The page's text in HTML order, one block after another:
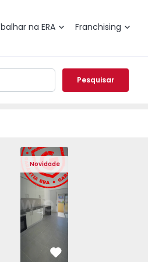
na ERA Franchising
Pesquisar
da Calheta - 1575310 - 40
São Mateus da Calheta -
do Heroísmo, São Mateus da
T3 Angra do Heroísmo, São
Geminada T3 Angra do
Moradia Geminada T3
Moradia
Novidade
T2 Seixal, Amora - 1575805
Apartamento T2 Seixal,
Apartamento T2
Favorito